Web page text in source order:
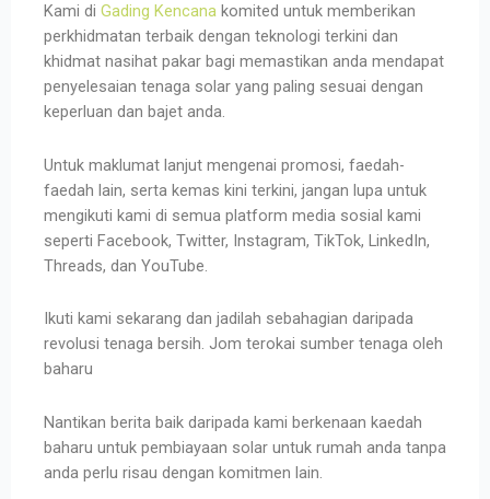
Kami di Gading Kencana komited untuk memberikan
perkhidmatan terbaik dengan teknologi terkini dan
khidmat nasihat pakar bagi memastikan anda mendapat
penyelesaian tenaga solar yang paling sesuai dengan
keperluan dan bajet anda.
Untuk maklumat lanjut mengenai promosi, faedah-
faedah lain, serta kemas kini terkini, jangan lupa untuk
mengikuti kami di semua platform media sosial kami
seperti Facebook, Twitter, Instagram, TikTok, LinkedIn,
Threads, dan YouTube.
Ikuti kami sekarang dan jadilah sebahagian daripada
revolusi tenaga bersih. Jom terokai sumber tenaga oleh
baharu
Nantikan berita baik daripada kami berkenaan kaedah
baharu untuk pembiayaan solar untuk rumah anda tanpa
anda perlu risau dengan komitmen lain.